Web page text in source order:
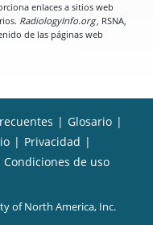
enlaces a sitios web
RadiologyInfo.org, RSNA,
de las páginas web
| Glosario |
| Privacidad |
Condiciones de uso
of North America, Inc.